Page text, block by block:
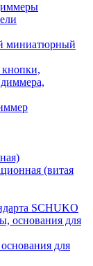
миниатюрный
(витая
SCHUKO
для